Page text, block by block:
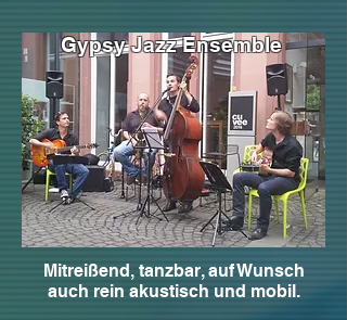
Mitreißend, tanzbar, auf Wunsch
auch rein akustisch und mobil.
Gypsy Jazz Ensemble